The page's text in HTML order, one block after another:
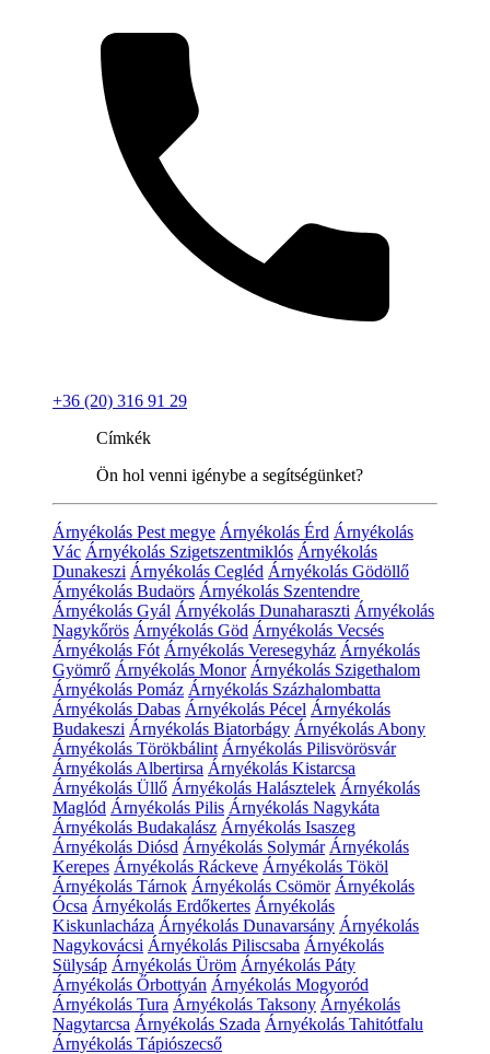
+36 (20) 316 91 29
Címkék
Ön hol venni igénybe a segítségünket?
Árnyékolás Pest megye Árnyékolás Érd Árnyékolás
Vác Árnyékolás Szigetszentmiklós Árnyékolás
Dunakeszi Árnyékolás Cegléd Árnyékolás Gödöllő
Árnyékolás Budaörs Árnyékolás Szentendre
Árnyékolás Gyál Árnyékolás Dunaharaszti Árnyékolás
Nagykőrös Árnyékolás Göd Árnyékolás Vecsés
Árnyékolás Fót Árnyékolás Veresegyház Árnyékolás
Gyömrő Árnyékolás Monor Árnyékolás Szigethalom
Árnyékolás Pomáz Árnyékolás Százhalombatta
Árnyékolás Dabas Árnyékolás Pécel Árnyékolás
Budakeszi Árnyékolás Biatorbágy Árnyékolás Abony
Árnyékolás Törökbálint Árnyékolás Pilisvörösvár
Árnyékolás Albertirsa Árnyékolás Kistarcsa
Árnyékolás Üllő Árnyékolás Halásztelek Árnyékolás
Maglód Árnyékolás Pilis Árnyékolás Nagykáta
Árnyékolás Budakalász Árnyékolás Isaszeg
Árnyékolás Diósd Árnyékolás Solymár Árnyékolás
Kerepes Árnyékolás Ráckeve Árnyékolás Tököl
Árnyékolás Tárnok Árnyékolás Csömör Árnyékolás
Ócsa Árnyékolás Erdőkertes Árnyékolás
Kiskunlacháza Árnyékolás Dunavarsány Árnyékolás
Nagykovácsi Árnyékolás Piliscsaba Árnyékolás
Sülysáp Árnyékolás Üröm Árnyékolás Páty
Árnyékolás Őrbottyán Árnyékolás Mogyoród
Árnyékolás Tura Árnyékolás Taksony Árnyékolás
Nagytarcsa Árnyékolás Szada Árnyékolás Tahitótfalu
Árnyékolás Tápiószecső